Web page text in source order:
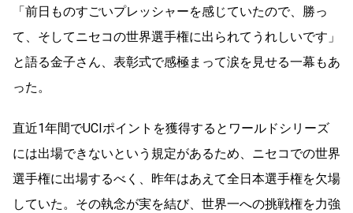
「前日ものすごいプレッシャーを感じていたので、勝っ
て、そしてニセコの世界選手権に出られてうれしいです」
と語る金子さん、表彰式で感極まって涙を見せる一幕もあ
った。
直近1年間でUCIポイントを獲得するとワールドシリーズ
には出場できないという規定があるため、ニセコでの世界
選手権に出場するべく、昨年はあえて全日本選手権を欠場
していた。その執念が実を結び、世界一への挑戦権を力強